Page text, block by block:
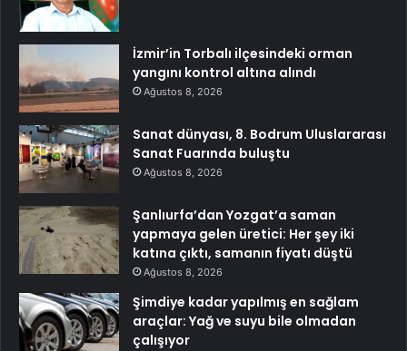
İzmir’in Torbalı ilçesindeki orman
yangını kontrol altına alındı
Ağustos 8, 2026
Sanat dünyası, 8. Bodrum Uluslararası
Sanat Fuarında buluştu
Ağustos 8, 2026
Şanlıurfa’dan Yozgat’a saman
yapmaya gelen üretici: Her şey iki
katına çıktı, samanın fiyatı düştü
Ağustos 8, 2026
Şimdiye kadar yapılmış en sağlam
araçlar: Yağ ve suyu bile olmadan
çalışıyor